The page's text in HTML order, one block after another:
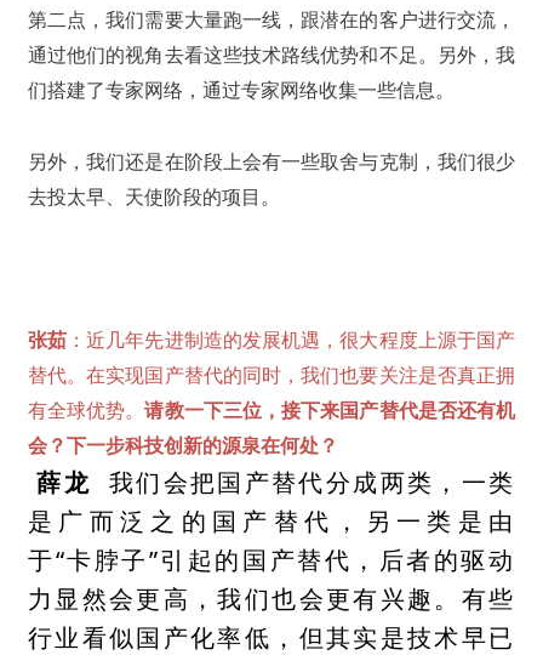
第二点，我们需要大量跑一线，跟潜在的客户进行交流，
通过他们的视角去看这些技术路线优势和不足。另外，我
们搭建了专家网络，通过专家网络收集一些信息。
另外，我们还是在阶段上会有一些取舍与克制，我们很少
去投太早、天使阶段的项目。
张茹 ：近几年先进制造的发展机遇，很大程度上源于国产
替代。在实现国产替代的同时，我们也要关注是否真正拥
有全球优势。请教一下三位，接下来国产替代是否还有机
会？下一步科技创新的源泉在何处？
薛龙 我们会把国产替代分成两类，一类
是广而泛之的国产替代，另一类是由
于“卡脖子”引起的国产替代，后者的驱动
力显然会更高，我们也会更有兴趣。有些
行业看似国产化率低，但其实是技术早已